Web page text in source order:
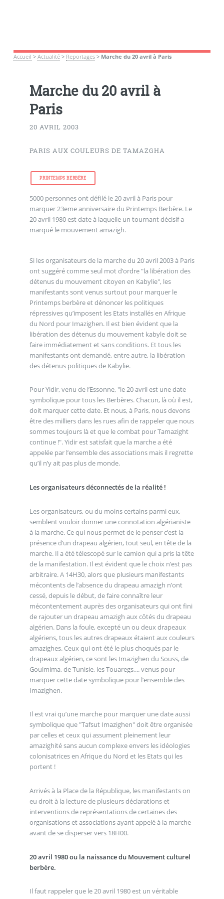
Accueil > Actualité> Reportages> Marche du 20 avril à Paris
Marche du 20 avril à
Paris
20 AVRIL 2003
PARIS AUX COULEURS DE TAMAZGHA
PRINTEMPS BERBÈRE
5000 personnes ont défilé le 20 avril à Paris pour
marquer 23eme anniversaire du Printemps Berbère. Le
20 avril 1980 est date à laquelle un tournant décisif a
marqué le mouvement amazigh.
Si les organisateurs de la marche du 20 avril 2003 à Paris
ont suggéré comme seul mot d’ordre "la libération des
détenus du mouvement citoyen en Kabylie", les
manifestants sont venus surtout pour marquer le
Printemps berbère et dénoncer les politiques
répressives qu’imposent les Etats installés en Afrique
du Nord pour Imazighen. Il est bien évident que la
libération des détenus du mouvement kabyle doit se
faire immédiatement et sans conditions. Et tous les
manifestants ont demandé, entre autre, la libération
des détenus politiques de Kabylie.
Pour Yidir, venu de l’Essonne, "le 20 avril est une date
symbolique pour tous les Berbères. Chacun, là où il est,
doit marquer cette date. Et nous, à Paris, nous devons
être des milliers dans les rues afin de rappeler que nous
sommes toujours là et que le combat pour Tamazight
continue !". Yidir est satisfait que la marche a été
appelée par l’ensemble des associations mais il regrette
qu’il n’y ait pas plus de monde.
Les organisateurs déconnectés de la réalité !
Les organisateurs, ou du moins certains parmi eux,
semblent vouloir donner une connotation algérianiste
à la marche. Ce qui nous permet de le penser c’est la
présence d’un drapeau algérien, tout seul, en tête de la
marche. Il a été télescopé sur le camion qui a pris la tête
de la manifestation. Il est évident que le choix n’est pas
arbitraire. A 14H30, alors que plusieurs manifestants
mécontents de l’absence du drapeau amazigh n’ont
cessé, depuis le début, de faire connaître leur
mécontentement auprès des organisateurs qui ont fini
de rajouter un drapeau amazigh aux côtés du drapeau
algérien. Dans la foule, excepté un ou deux drapeaux
algériens, tous les autres drapeaux étaient aux couleurs
amazighes. Ceux qui ont été le plus choqués par le
drapeaux algérien, ce sont les Imazighen du Souss, de
Goulmima, de Tunisie, les Touaregs,... venus pour
marquer cette date symbolique pour l’ensemble des
Imazighen.
Il est vrai qu’une marche pour marquer une date aussi
symbolique que "Tafsut Imazighen" doit être organisée
par celles et ceux qui assument pleinement leur
amazighité sans aucun complexe envers les idéologies
colonisatrices en Afrique du Nord et les Etats qui les
portent !
Arrivés à la Place de la République, les manifestants on
eu droit à la lecture de plusieurs déclarations et
interventions de représentations de certaines des
organisations et associations ayant appelé à la marche
avant de se disperser vers 18H00.
20 avril 1980 ou la naissance du Mouvement culturel
berbère.
Il faut rappeler que le 20 avril 1980 est un véritable